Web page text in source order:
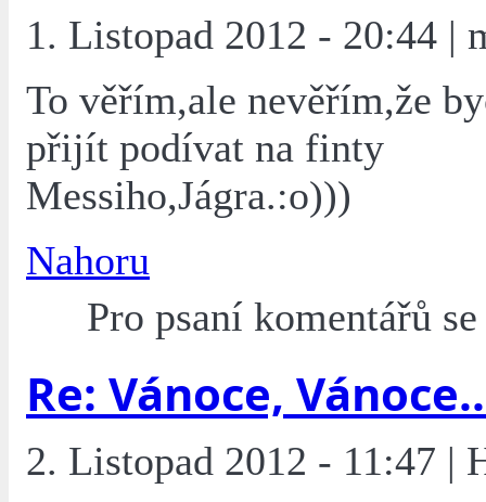
1. Listopad 2012 - 20:44 |
To věřím,ale nevěřím,že
přijít podívat na finty
Messiho,Jágra.:o)))
Nahoru
Pro psaní komentářů
Re: Vánoce,
2. Listopad 2012 - 11:47 |